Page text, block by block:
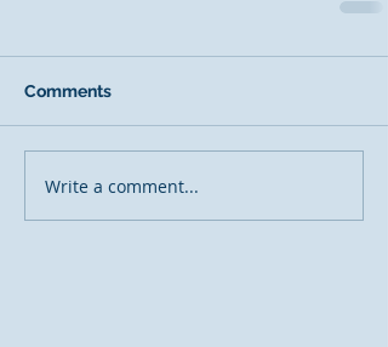
Comments
Write a comment...